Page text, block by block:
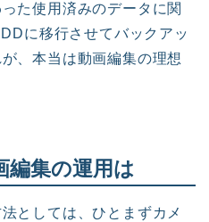
た使用済みのデータに関
に移行させてバックアッ
、本当は動画編集の理想
編集の運用は
としては、ひとまずカメ